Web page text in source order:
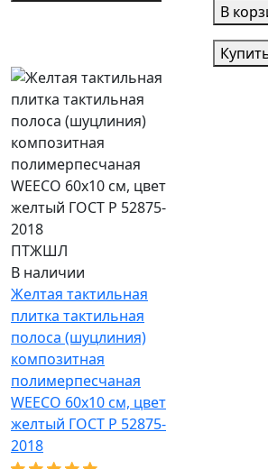
В
ПТЖШЛ
В наличии
Желтая тактильная
плитка тактильная
полоса (шуцлиния)
композитная
полимерпесчаная
WEECO 60х10 см, цвет
желтый ГОСТ Р 52875-
2018